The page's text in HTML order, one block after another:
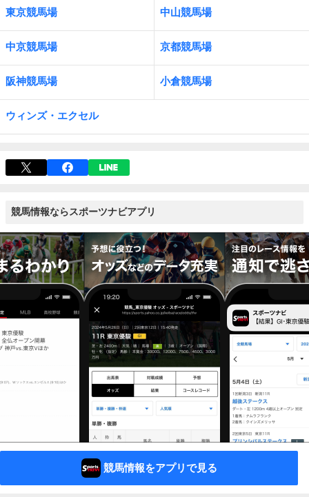
東京競馬場 中山競馬場
中京競馬場 京都競馬場
阪神競馬場 小倉競馬場
ウィンズ・エクセル
競馬情報ならスポーツナビアプリ
競馬情報をアプリで見る